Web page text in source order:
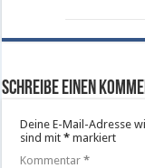
Schreibe einen
Deine E-Mail-Adresse
sind mit* markiert
Kommentar*